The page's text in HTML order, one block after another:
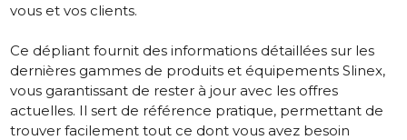
vous et vos clients.
Ce dépliant fournit des informations détaillées sur les
dernières gammes de produits et équipements Slinex,
vous garantissant de rester à jour avec les offres
actuelles. Il sert de référence pratique, permettant de
trouver facilement tout ce dont vous avez besoin